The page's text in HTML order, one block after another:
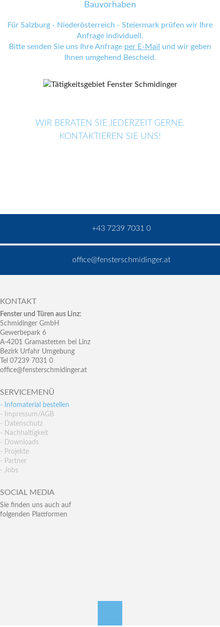
Bauvorhaben
Für Salzburg - Niederösterreich - Steiermark prüfen wir Ihre
Anfrage individuell.
Bitte senden Sie uns Ihre Anfrage per E-Mail
und wir geben
Ihnen umgehend Bescheid.
WIR BERATEN SIE JEDERZEIT GERNE.
KONTAKTIEREN SIE UNS!
+43 7239 7031 0
office@fensterschmidinger.at
KONTAKT
Fenster und Türen aus Linz:
Schmidinger GmbH
Gewerbepark 6
A-4201 Gramastetten bei Linz
Bezirk Urfahr Umgebung
Tel 07239 7031 0
office@fensterschmidinger.at
SERVICEMENÜ
- Infomaterial bestellen
- Impressum/AGB
- Datenschutz
- Nachhaltigkeit
- Downloads
- Projekte
- Partner
- Jobs
SOCIAL MEDIA
Sie finden uns auch auf
folgenden Plattformen